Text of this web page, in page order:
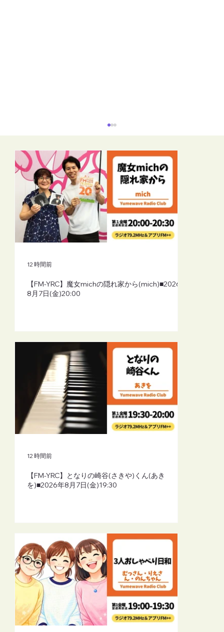
【FM-YRC】となりの崎谷(さきや)くん(あ
【FM-YRC】魔女michの隠れ家から(mich)■2026年
8月7日(金)20:00
12 時間前
【FM-YRC】となりの崎谷(さきや)くん(あき
を)■2026年8月7日(金)19:30
12 時間前